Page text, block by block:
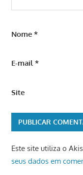
Nome *
E-mail*
Site
Este site utiliza o
seus dados em